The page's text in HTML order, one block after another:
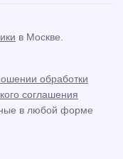
обработки
соглашения
в любой форме
в Москве.